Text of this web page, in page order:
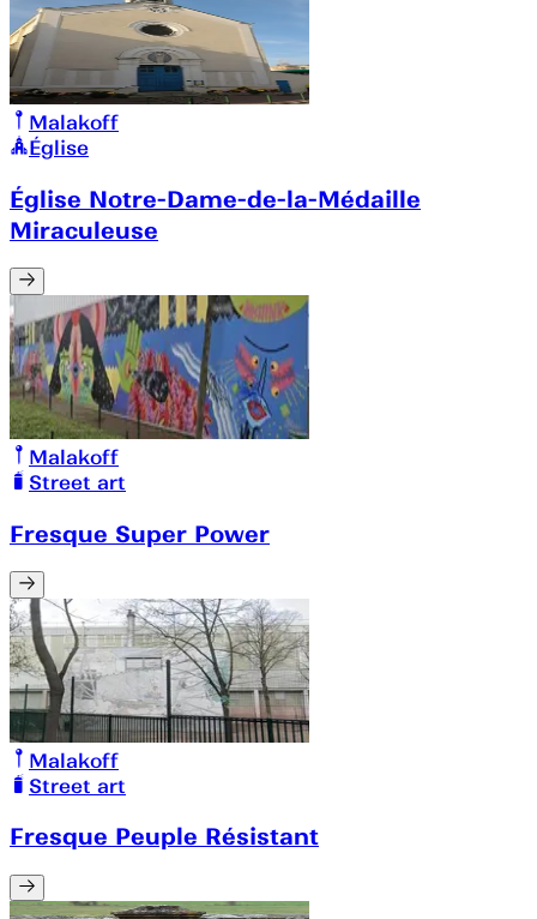
Malakoff
Église
Église Notre-Dame-de-la-Médaille
Miraculeuse
Malakoff
Street art
Fresque Super Power
Malakoff
Street art
Fresque Peuple Résistant